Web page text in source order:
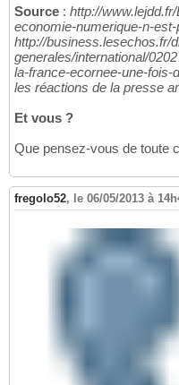
Source : http://
economie-numerique-n-
http://business.lesechos.fr/
generales/international/
la-france-ecornee-une-
les réactions de la presse
Et vous ?
Que pensez-vous de toute
fregolo52, le 06/05/2013 à